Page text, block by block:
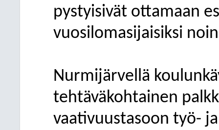
pystyisivät ottamaan
vuosilomasijaisiksi
Nurmijärvellä
tehtäväkohtainen
vaativuustasoon työ-